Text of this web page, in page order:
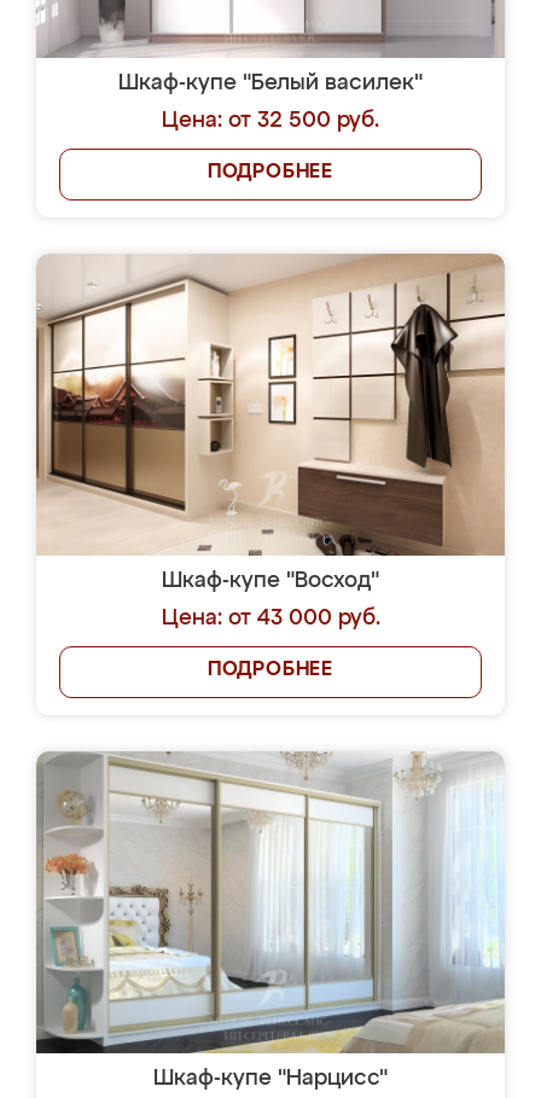
Шкаф-купе "Белый василек"
Цена: от 32 500 руб.
ПОДРОБНЕЕ
Шкаф-купе "Восход"
Цена: от 43 000 руб.
ПОДРОБНЕЕ
Шкаф-купе "Нарцисс"